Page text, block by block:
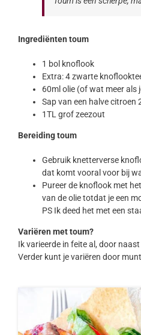
Ingrediënten toum
1 bol knoflook
Extra: 4 zwarte
60ml olie (of wat meer als
Sap van een halve citroen
1TL grof zeezout
Bereiding toum
Gebruik knetterverse
dat komt vooral voor bij
Pureer de knoflook met
van de olie totdat je een
PS Ik deed het met een
Variëren met toum?
Ik varieerde in feite al, door
Verder kunt je variëren door